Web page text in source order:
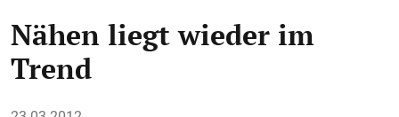
Nähen liegt wieder im
Trend